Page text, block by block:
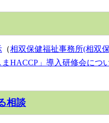
（相双保健福祉事務所(相双
まHACCP」導入研修会につ
相談